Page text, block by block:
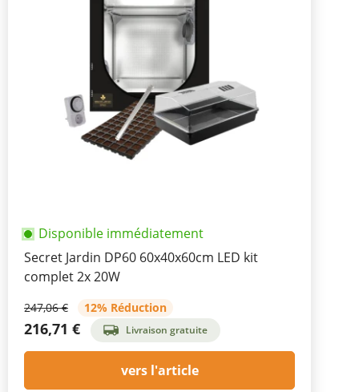
Disponible immédiatement
Secret Jardin DP60 60x40x60cm LED kit
complet 2x 20W
247,06 € 12% Réduction
216,71 € Livraison gratuite
vers l'article